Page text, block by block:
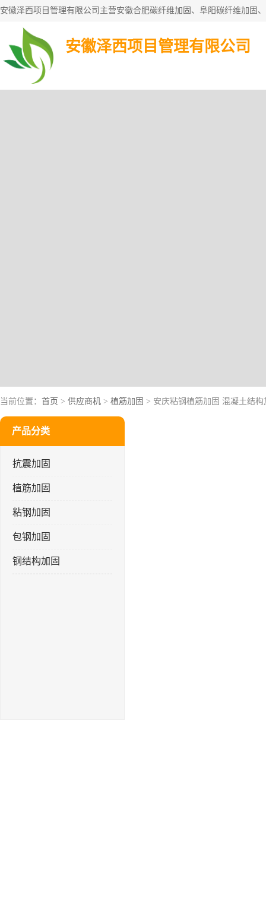
安徽泽西项目管理有限公司
当前位置： 首页 > 供应商机 > 植筋加固 > 安庆粘钢植筋加固 混凝土结构
产品分类
抗震加固
植筋加固
粘钢加固
包钢加固
钢结构加固